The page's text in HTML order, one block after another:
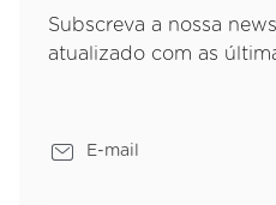
Subscreva a nossa
atualizado com as